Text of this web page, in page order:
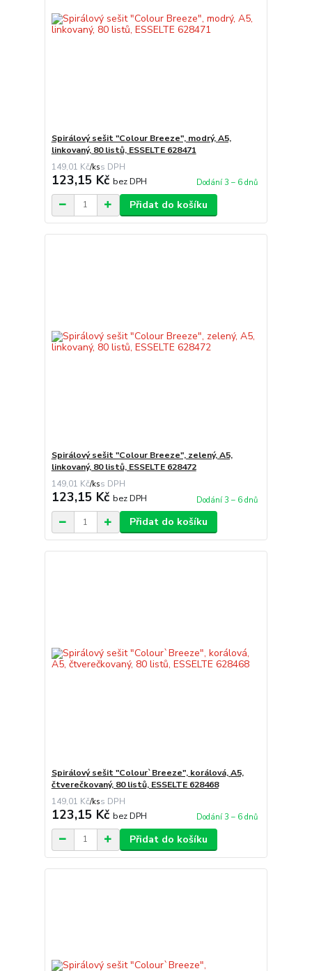
Spirálový sešit "Colour Breeze", modrý, A5,
linkovaný, 80 listů, ESSELTE 628471
149,01 Kč/ks
123,15 Kč bez DPH Dodání 3 – 6 dnů
Přidat do košíku
Spirálový sešit "Colour Breeze", zelený, A5,
linkovaný, 80 listů, ESSELTE 628472
149,01 Kč/ks
123,15 Kč bez DPH Dodání 3 – 6 dnů
Přidat do košíku
Spirálový sešit "Colour`Breeze", korálová, A5,
čtverečkovaný, 80 listů, ESSELTE 628468
149,01 Kč/ks
123,15 Kč bez DPH Dodání 3 – 6 dnů
Přidat do košíku